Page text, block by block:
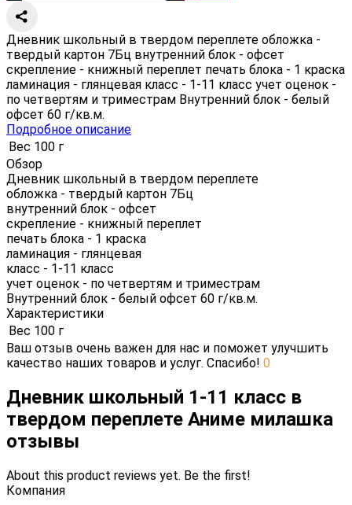
Дневник школьный в твердом переплете обложка -
твердый картон 7Бц внутренний блок - офсет
скрепление - книжный переплет печать блока - 1 краска
ламинация - глянцевая класс - 1-11 класс учет оценок -
по четвертям и триместрам Внутренний блок - белый
офсет 60 г/кв.м.
Подробное описание
Вес 100 г
Обзор
Дневник школьный в твердом переплете
обложка - твердый картон 7Бц
внутренний блок - офсет
скрепление - книжный переплет
печать блока - 1 краска
ламинация - глянцевая
класс - 1-11 класс
учет оценок - по четвертям и триместрам
Внутренний блок - белый офсет 60 г/кв.м.
Характеристики
Вес 100 г
Ваш отзыв очень важен для нас и поможет улучшить
качество наших товаров и услуг. Спасибо! 0
Дневник школьный 1-11 класс в
твердом переплете Аниме милашка
отзывы
About this product reviews yet. Be the first!
Компания